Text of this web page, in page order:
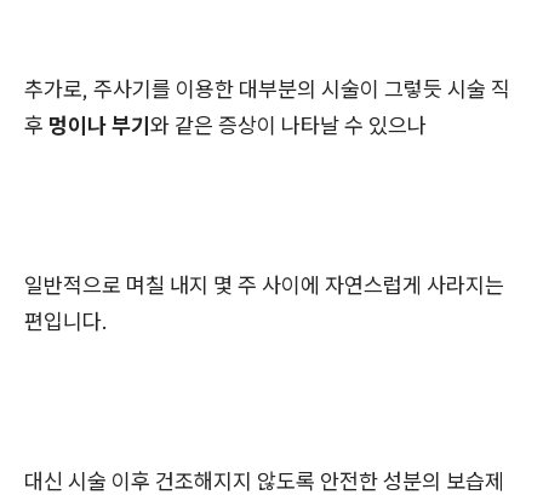
추가로, 주사기를 이용한 대부분의 시술이 그렇듯 시술 직
후 멍이나 부기와 같은 증상이 나타날 수 있으나
일반적으로 며칠 내지 몇 주 사이에 자연스럽게 사라지는
편입니다.
대신 시술 이후 건조해지지 않도록 안전한 성분의 보습제